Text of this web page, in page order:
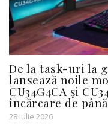
De la task-uri la
lansează noile
CU34G4CA și
încărcare de
28 iulie 2026